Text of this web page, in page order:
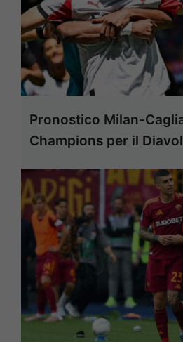
Pronostico Milan-
Champions per il